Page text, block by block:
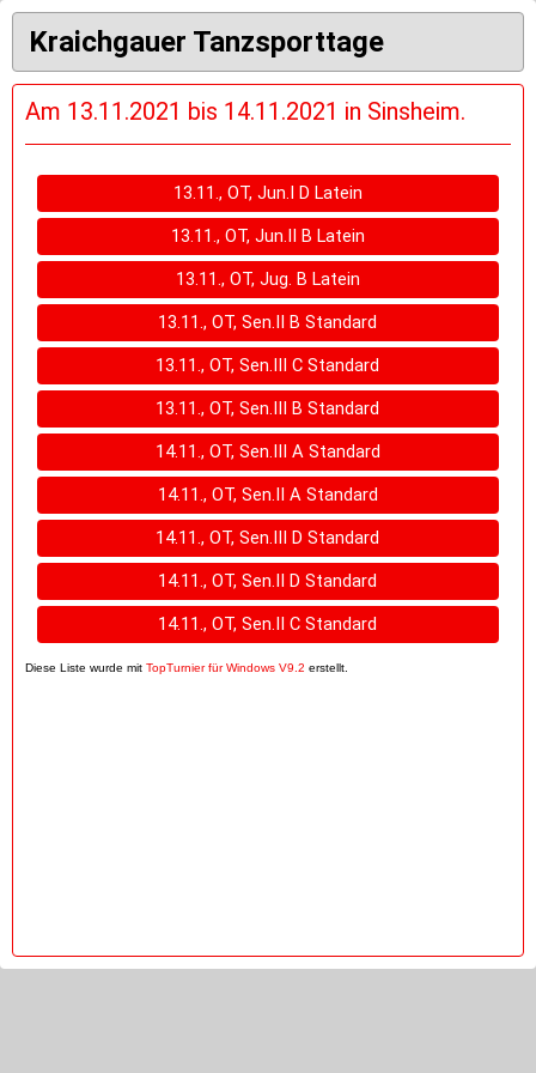
Kraichgauer Tanzsporttage
Am 13.11.2021 bis 14.11.2021 in Sinsheim.
13.11., OT, Jun.I D Latein
13.11., OT, Jun.II B Latein
13.11., OT, Jug. B Latein
13.11., OT, Sen.II B Standard
13.11., OT, Sen.III C Standard
13.11., OT, Sen.III B Standard
14.11., OT, Sen.III A Standard
14.11., OT, Sen.II A Standard
14.11., OT, Sen.III D Standard
14.11., OT, Sen.II D Standard
14.11., OT, Sen.II C Standard
Diese Liste wurde mit TopTurnier für Windows V9.2 erstellt.